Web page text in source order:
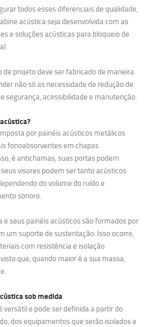
todos esses diferenciais de qualidade,
acústica seja desenvolvida com as
e soluções acústicas para bloqueio de
de projeto deve ser fabricado de maneira
não só as necessidade de redução de
segurança, acessibilidade e manutenção.
por painéis acústicos metálicos
fonoabsorventes em chapas
é antichamas, suas portas podem
visores podem ser tanto acústicos
do volume do ruído e
sonoro.
e seus painéis acústicos são formados por
um suporte de sustentação. Isso ocorre,
com resistência e isolação
que, quando maior é a sua massa,
sob medida
versátil e pode ser definida a partir do
dos equipamentos que serão isolados e